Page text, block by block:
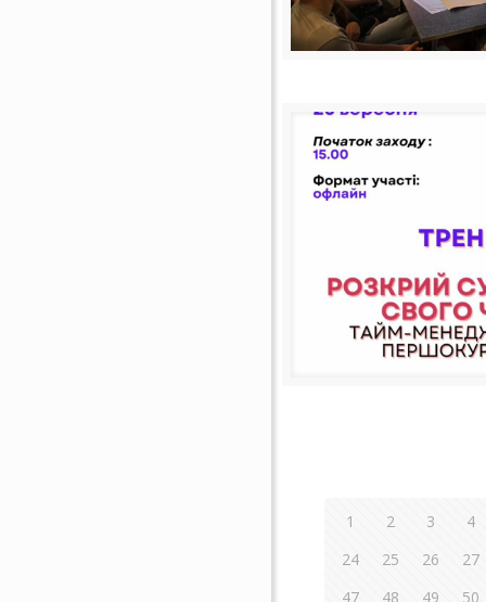
1 2 3
4
24
25 26
27
47
48 49
50